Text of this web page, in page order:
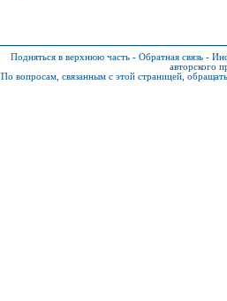
Подняться в верхнюю часть - Обратная связь -
авторского
По вопросам, связанным с этой страницей,